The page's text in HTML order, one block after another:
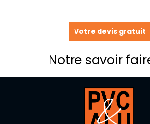
Votre devis gratuit
Notre savoir